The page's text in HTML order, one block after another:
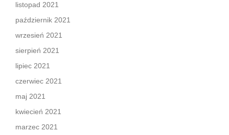
listopad 2021
październik 2021
wrzesień 2021
sierpień 2021
lipiec 2021
czerwiec 2021
maj 2021
kwiecień 2021
marzec 2021